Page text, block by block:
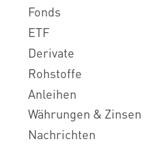
Fonds
ETF
Derivate
Rohstoffe
Anleihen
Währungen & Zinsen
Nachrichten